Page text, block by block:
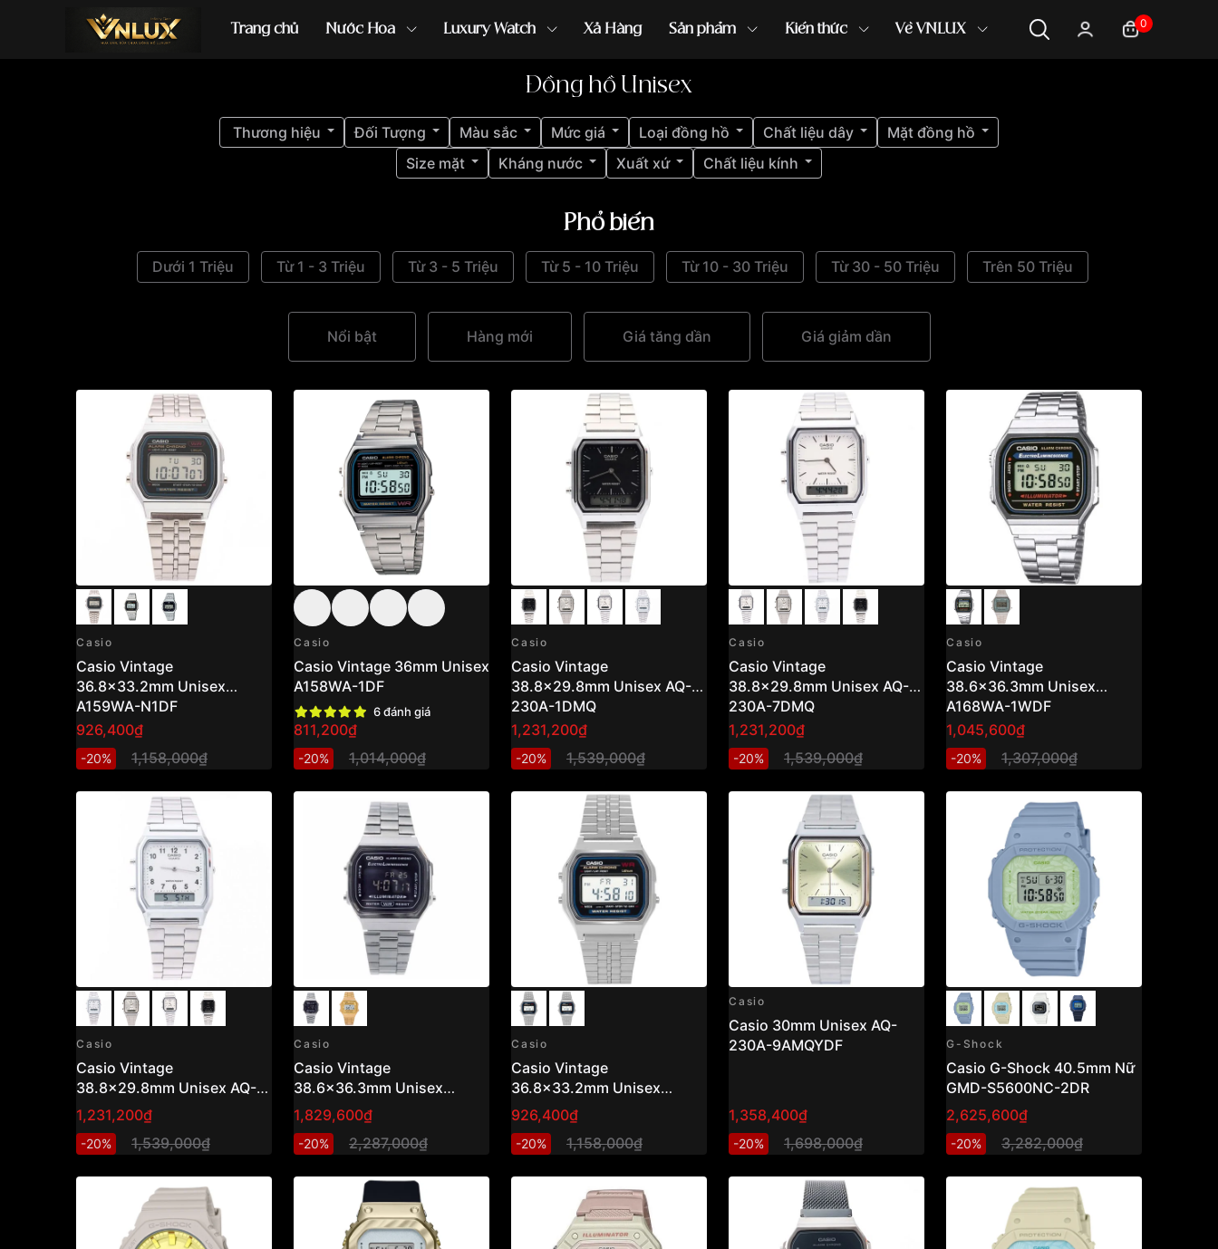
Trang chủ Nước Hoa Luxury Watch Xả Hàng Sản phẩm Kiến thức Về VNLUX 0
Đồng hồ casio đồng hồ G-Shock đồng hồ Orient ...
Đồng hồ Unisex
Thương hiệu Đối Tượng Màu sắc Mức giá Loại đồng hồ Chất liệu dây
Mặt đồng hồ
Size mặt
Kháng nước Xuất xứ Chất liệu kính
Phổ biến
Dưới 1 Triệu Từ 1 - 3 Triệu Từ 3 - 5 Triệu Từ 5 - 10 Triệu Từ 10 - 30 Triệu Từ 30 - 50 Triệu Trên 50 Triệu
Nổi bật Hàng mới Giá tăng dần Giá giảm dần
Casio
Casio Vintage
36.8x33.2mm Unisex
A159WA-N1DF
926,400₫
-20% 1,158,000₫
Casio
Casio Vintage 36mm Unisex
A158WA-1DF
6 đánh giá
811,200₫
-20% 1,014,000₫
Casio
Casio Vintage
38.8x29.8mm Unisex AQ-
230A-1DMQ
1,231,200₫
-20% 1,539,000₫
Casio
Casio Vintage
38.8x29.8mm Unisex AQ-
230A-7DMQ
1,231,200₫
-20% 1,539,000₫
Casio
Casio Vintage
38.6x36.3mm Unisex
A168WA-1WDF
1,045,600₫
-20% 1,307,000₫
Casio
Casio Vintage
38.8x29.8mm Unisex AQ-
230A-7BMQ
1,231,200₫
-20% 1,539,000₫
Casio
Casio Vintage
38.6x36.3mm Unisex
A168WGG-1BDF
1,829,600₫
-20% 2,287,000₫
Casio
Casio Vintage
36.8x33.2mm Unisex
A159W-N1DF
926,400₫
-20% 1,158,000₫
Casio
Casio 30mm Unisex AQ-
230A-9AMQYDF
1,358,400₫
-20% 1,698,000₫
G-Shock
Casio G-Shock 40.5mm Nữ
GMD-S5600NC-2DR
2,625,600₫
-20% 3,282,000₫